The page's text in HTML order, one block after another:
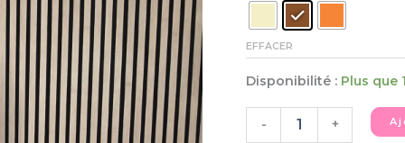
EFFACER
Disponibilité : Plus que
- +